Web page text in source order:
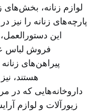
لوازم زنانه،
پارچه‌های زنانه را
این
فروش لباس
پیراهن‌های
هستند،
داروخانه‌هایی که در
زیورآلات و لوازم